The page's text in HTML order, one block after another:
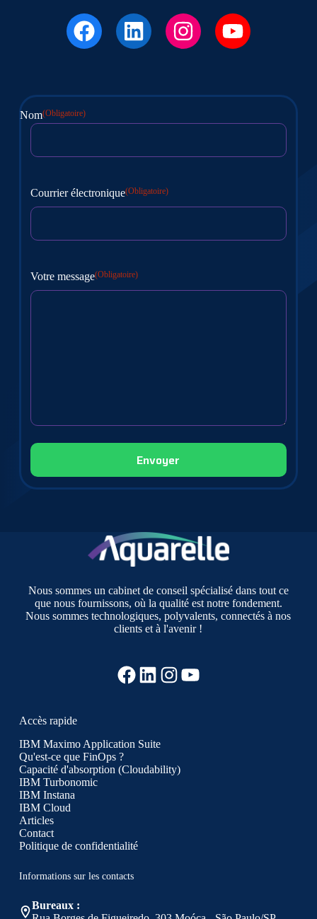
Nom(Obligatoire)
Courrier électronique(Obligatoire)
Votre message(Obligatoire)
Nous sommes un cabinet de conseil spécialisé dans tout ce
que nous fournissons, où la qualité est notre fondement.
Nous sommes technologiques, polyvalents, connectés à nos
clients et à l'avenir !
Facebook
LinkedIn
Instagram
YouTube
Accès rapide
IBM Maximo Application Suite
Qu'est-ce que FinOps ?
Capacité d'absorption (Cloudability)
IBM Turbonomic
IBM Instana
IBM Cloud
Articles
Contact
Politique de confidentialité
Informations sur les contacts
Bureaux :